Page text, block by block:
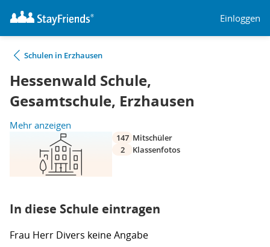
Einloggen
Schulen in Erzhausen
Hessenwald Schule,
Gesamtschule, Erzhausen
Mehr anzeigen
147 Mitschüler
2
Klassenfotos
In diese Schule eintragen
Frau Herr Divers keine Angabe